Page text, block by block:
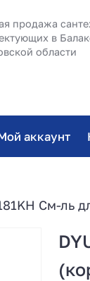
продажа
в
области
аккаунт
См-ль